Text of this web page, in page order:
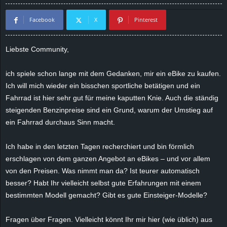
Facebook X Pinterest
Liebste Community,
ich spiele schon lange mit dem Gedanken, mir ein eBike zu kaufen.
Ich will mich wieder ein bisschen sportliche betätigen und ein
Fahrrad ist hier sehr gut für meine kaputten Knie. Auch die ständig
steigenden Benzinpreise sind ein Grund, warum der Umstieg auf
ein Fahrrad durchaus Sinn macht.
Ich habe in den letzten Tagen recherchiert und bin förmlich
erschlagen von dem ganzen Angebot an eBikes – und vor allem
von den Preisen. Was nimmt man da? Ist teurer automatisch
besser? Habt Ihr vielleicht selbst gute Erfahrungen mit einem
bestimmten Modell gemacht? Gibt es gute Einsteiger-Modelle?
Fragen über Fragen. Vielleicht könnt Ihr mir hier (wie üblich) aus